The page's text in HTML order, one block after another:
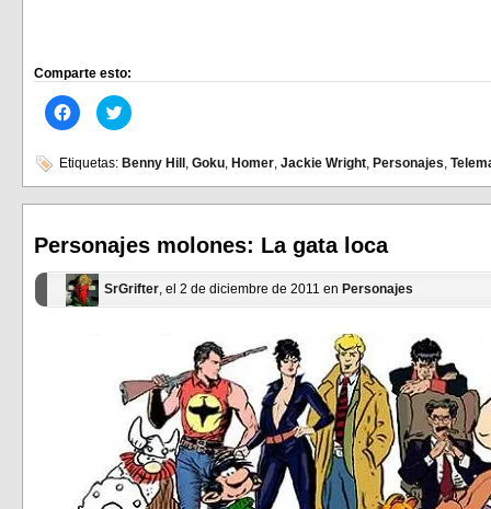
Comparte esto:
Haz
clic
en
Facebook
(Se
abre
ventana
nueva)
Haz
clic
en
Twitter
(Se
abre
ventana
nueva)
Etiquetas: Benny Hill , Goku, Homer, Jackie Wright, Personajes,
Personajes molones: La gata loca
SrGrifter, el 2 de diciembre de 2011 en Personajes